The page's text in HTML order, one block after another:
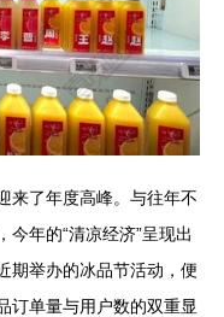
来了年度高峰。与往年不
年的“清凉经济”呈现出
期举办的冰品节活动，便
订单量与用户数的双重显